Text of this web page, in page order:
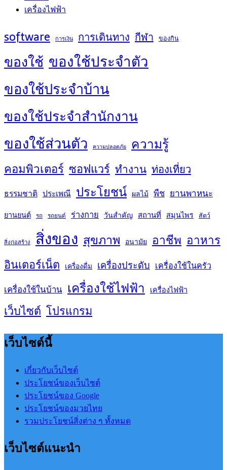
เครื่องไฟฟ้า
software การเงิน การเดินทาง กีฬา ของกิน
ของใช้ ของใช้ประจำตัว
ของใช้ประจำบ้าน
ของใช้ประจำสำนักงาน
ของใช้ส่วนตัว ความปลอดภัย ความรู้
คอมพิวเตอร์ ซอฟแวร์ ทำงาน ท่องเที่ยว
ธรรมชาติ ประเพณี ประโยชน์ ผลไม้ พืช ยานพาหนะ
ยานยนต์ รถ รถยนต์ ร่างกาย วันสำคัญ สถานที่ สมุนไพร สัตว์
สิ่งก่อสร้าง สิ่งของ สุขภาพ อนามัย อาชีพ อาหาร
อินเตอร์เน็ต เครื่องดื่ม เครื่องประดับ เครื่องใช้ในครัว
เครื่องใช้ในบ้าน เครื่องใช้ไฟฟ้า เครื่องไฟฟ้า
เว็บไซต์ โปรแกรม
เว็บไซต์นี้
เกี่ยวกับเว็บไซต์
ประโยชน์ของเว็บไซต์
ประโยชน์ของ Google
ประโยชน์ของมวยไทย
รวมประโยชน์สิ่งต่าง ๆ ทั้งหมด
เว็บไซต์แนะนำ